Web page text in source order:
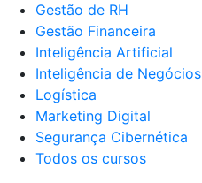
Gestão de RH
Gestão Financeira
Inteligência Artificial
Inteligência de Negócios
Logística
Marketing Digital
Segurança Cibernética
Todos os cursos